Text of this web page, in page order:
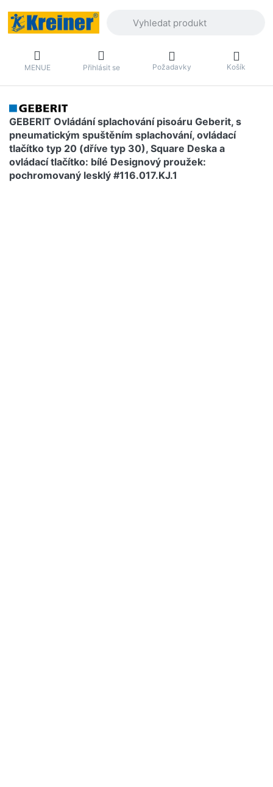
MENUE Přihlásit se Požadavky Košík
GEBERIT Ovládání splachování pisoáru Geberit, s
pneumatickým spuštěním splachování, ovládací
tlačítko typ 20 (dříve typ 30), Square Deska a
ovládací tlačítko: bílé Designový proužek:
pochromovaný lesklý #116.017.KJ.1